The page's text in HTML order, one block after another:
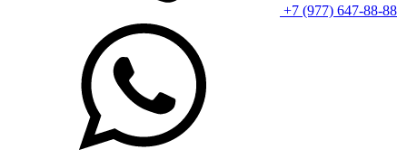
+7 (977) 647-88-88